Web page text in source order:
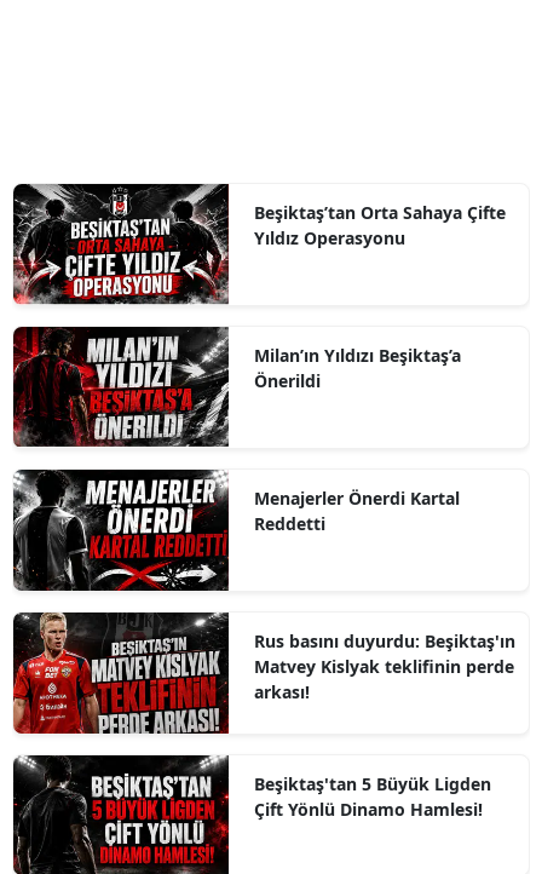
Beşiktaş’tan Orta Sahaya Çifte
Yıldız Operasyonu
Milan’ın Yıldızı Beşiktaş’a
Önerildi
Menajerler Önerdi Kartal
Reddetti
Rus basını duyurdu: Beşiktaş'ın
Matvey Kislyak teklifinin perde
arkası!
Beşiktaş'tan 5 Büyük Ligden
Çift Yönlü Dinamo Hamlesi!